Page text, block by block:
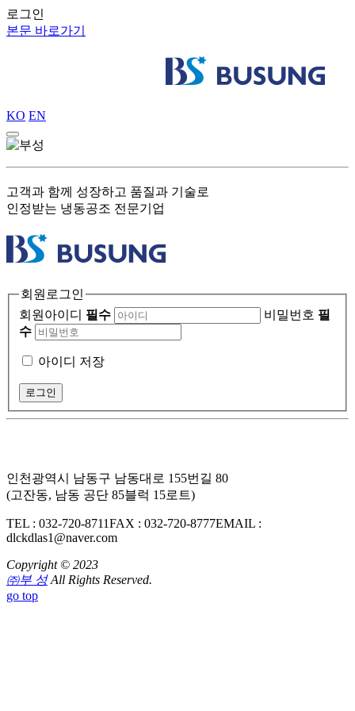
로그인
본문 바로가기
KO EN
고객과 함께 성장하고 품질과 기술로
인정받는 냉동공조 전문기업
회원로그인
회원아이디 필수 비밀번호 필
수
아이디 저장
인천광역시 남동구 남동대로 155번길 80
(고잔동, 남동 공단 85블럭 15로트)
TEL : 032-720-8711FAX : 032-720-8777EMAIL :
dlckdlas1@naver.com
Copyright © 2023
㈜부 성All Rights Reserved.
go top